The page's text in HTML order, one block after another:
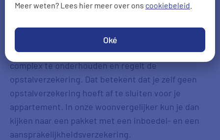
Meer weten? Lees hier meer over ons cookiebeleid
Oké
Je wordt automatisch lid van de VvE als je een
Je betaalt een bepaald bedrag per maand of jaar
aan de VvE. De VvE gebruikt dat geld om het
complex te onderhouden en regelt de
opstalverzekering. Dat betekent dat je zelf geen
opstalverzekering hoeft af te sluiten voor je
appartement. In onze woonvergelijker kun je dan
kijken naar een pakket met een inboedel- en een
aansprakelijkheidsverzekering.